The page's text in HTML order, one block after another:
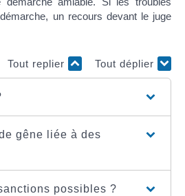
un recours devant le juge
Tout replier Tout déplier
gêne liée à des
possibles ?